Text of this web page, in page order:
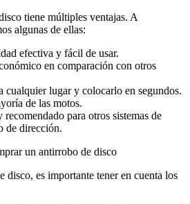
tiene múltiples ventajas. A
algunas de ellas:
efectiva y fácil de usar.
en comparación con otros
cualquier lugar y colocarlo en segundos.
de las motos.
para otros sistemas de
de dirección.
un antirrobo de disco
disco, es importante tener en cuenta los